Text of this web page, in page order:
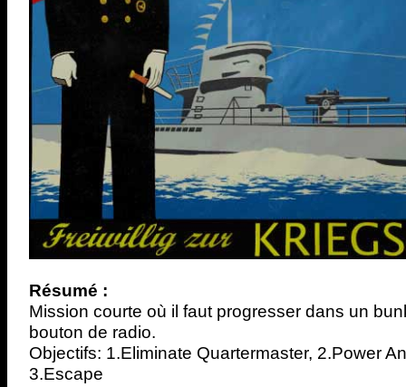
Résumé :
Mission courte où il faut progresser dans un
bouton de radio.
Objectifs: 1.Eliminate Quartermaster, 2.Power
3.Escape